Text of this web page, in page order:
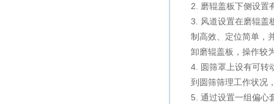
2. 磨辊盖板下侧设置
3. 风道设置在磨辊盖
制高效、定位简单，
卸磨辊盖板，操作较
4. 圆筛罩上设有可转
到圆筛筛理工作状况
5. 通过设置一组偏心